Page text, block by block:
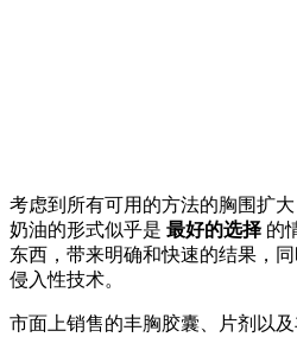
考虑到所有可用的方法的胸围扩大
奶油的形式似乎是 最好的选择 的
东西，带来明确和快速的结果，
侵入性技术。
市面上销售的丰胸胶囊、片剂以